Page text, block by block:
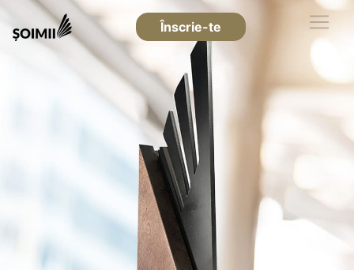
Înscrie-te